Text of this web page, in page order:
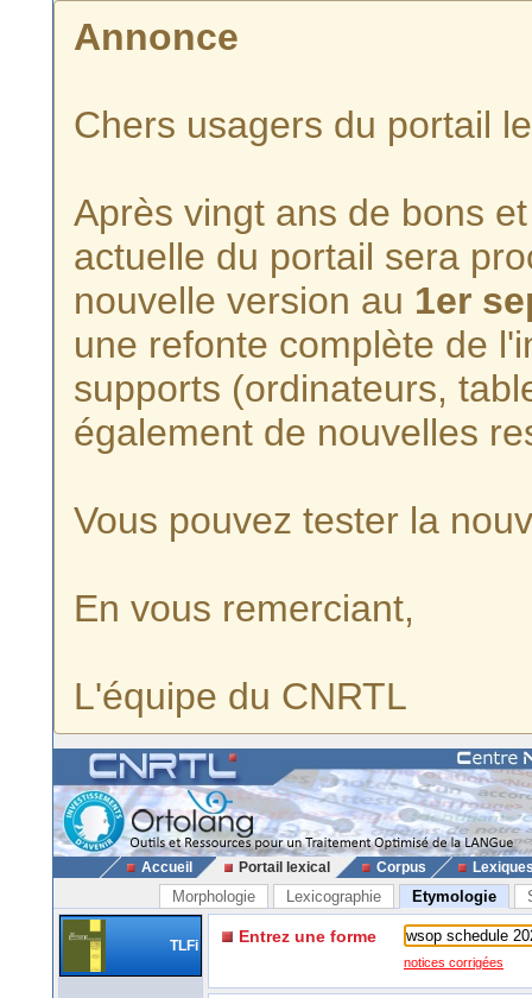
Annonce
Chers usagers du portail
Après vingt ans de bons
actuelle du portail sera
nouvelle version au 1er
une refonte complète de
supports (ordinateurs,
également de nouvelles
Vous pouvez tester la
En vous remerciant,
L'équipe du CNRTL
Accueil Portail lexical Corpus
Morphologie Lexicographie Etymologie
TLFi Entrez une forme
notices corrigées